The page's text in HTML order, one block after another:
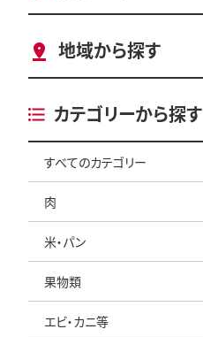
地域から探す
カテゴリーから探す
すべてのカテゴリー
肉
米・パン
果物類
エビ・カニ等